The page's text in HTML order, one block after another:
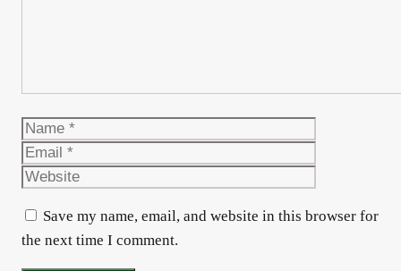
Name
Save my name, email, and website in this browser for
the next time I comment.